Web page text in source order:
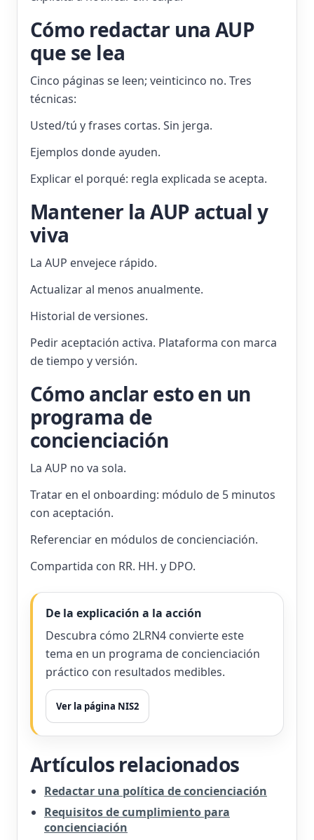
Cómo redactar una AUP
que se lea
Cinco páginas se leen; veinticinco no. Tres
técnicas:
Usted/tú y frases cortas. Sin jerga.
Ejemplos donde ayuden.
Explicar el porqué: regla explicada se acepta.
Mantener la AUP actual y
viva
La AUP envejece rápido.
Actualizar al menos anualmente.
Historial de versiones.
Pedir aceptación activa. Plataforma con marca
de tiempo y versión.
Cómo anclar esto en un
programa de
concienciación
La AUP no va sola.
Tratar en el onboarding: módulo de 5 minutos
con aceptación.
Referenciar en módulos de concienciación.
Compartida con RR. HH. y DPO.
De la explicación a la acción
Descubra cómo 2LRN4 convierte este
tema en un programa de concienciación
práctico con resultados medibles.
Ver la página NIS2
Artículos relacionados
Redactar una política de concienciación
Requisitos de cumplimiento para
concienciación